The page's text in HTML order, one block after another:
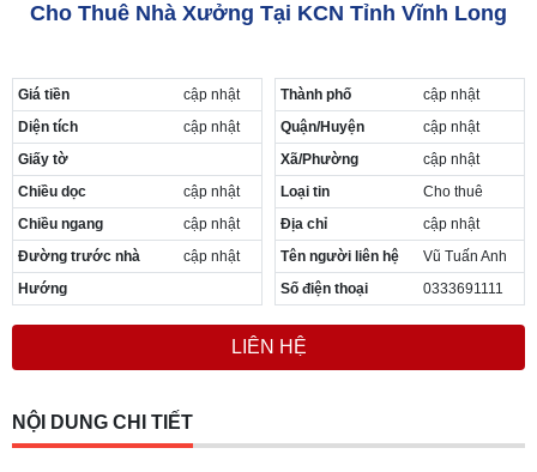
Cho Thuê Nhà Xưởng Tại KCN Tỉnh Vĩnh Long
Giá tiền
cập nhật
Diện tích
cập nhật
Giấy tờ
Chiều dọc
cập nhật
Chiều ngang
cập nhật
Đường trước nhà
cập nhật
Hướng
Thành phố
cập nhật
Quận/Huyện
cập nhật
Xã/Phường
cập nhật
Loại tin
Cho thuê
Địa chỉ
cập nhật
Tên người liên hệ
Vũ Tuấn Anh
Số điện thoại
0333691111
LIÊN HỆ
NỘI DUNG CHI TIẾT